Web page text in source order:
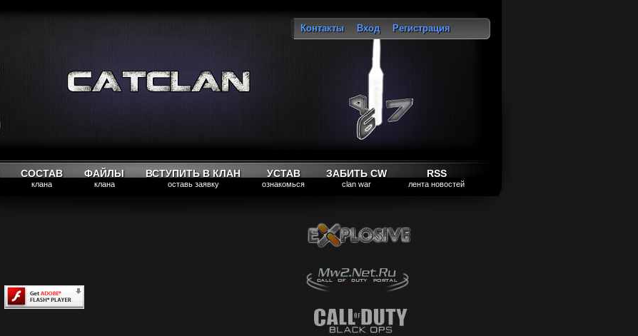
Контакты Вход
Регистрация
СОСТАВ
клана
ФАЙЛЫ
клана
ВСТУПИТЬ В КЛАН
оставь заявку
УСТАВ
ознакомься
ЗАБИТЬ CW
clan war
RSS
лента новостей